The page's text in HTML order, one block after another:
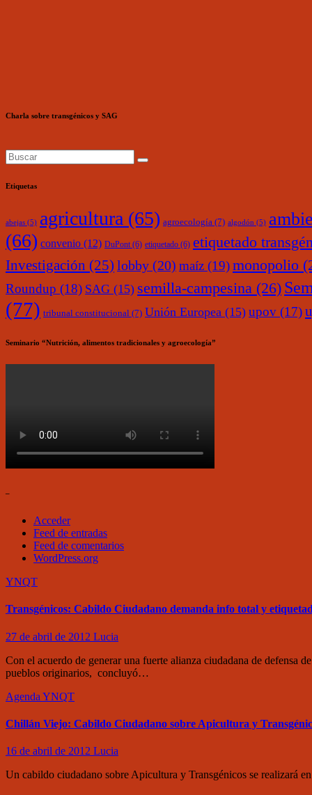
Charla sobre transgénicos y SAG
Etiquetas
abejas (5) agricultura (65) agroecología (7) algodón (5)
(66) convenio (12) DuPont (6) etiquetado (6) etiquetado
Investigación (25) lobby (20) maíz (19)monopolio
Roundup (18) SAG (15) semilla-campesina (26)
(77) tribunal constitucional (7) Unión Europea (15) upov (17)
Seminario “Nutrición, alimentos tradicionales y agroecología”
–
Acceder
Feed de entradas
Feed de comentarios
WordPress.org
YNQT
Transgénicos: Cabildo Ciudadano demanda info total y
27 de abril de 2012 Lucia
Con el acuerdo de generar una fuerte alianza ciudadana de defensa
pueblos originarios, concluyó…
Agenda YNQT
Chillán Viejo: Cabildo Ciudadano sobre Apicultura y
16 de abril de 2012 Lucia
Un cabildo ciudadano sobre Apicultura y Transgénicos se realizará